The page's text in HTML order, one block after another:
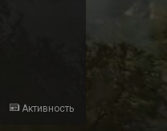
Активность